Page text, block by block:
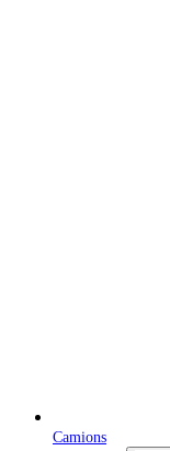
Camions